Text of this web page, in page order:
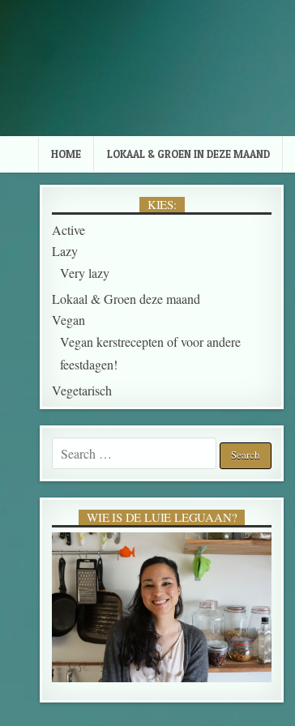
HOME LOKAAL & GROEN IN DEZE MAAND
KIES:
Active
Lazy
Very lazy
Lokaal & Groen deze maand
Vegan
Vegan kerstrecepten of voor andere
feestdagen!
Vegetarisch
Search for:
WIE IS DE LUIE LEGUAAN?